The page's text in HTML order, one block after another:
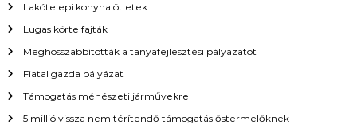
Lakótelepi konyha ötletek
Lugas körte fajták
Meghosszabbították a tanyafejlesztési pályázatot
Fiatal gazda pályázat
Támogatás méhészeti járművekre
5 millió vissza nem térítendő támogatás őstermelőknek